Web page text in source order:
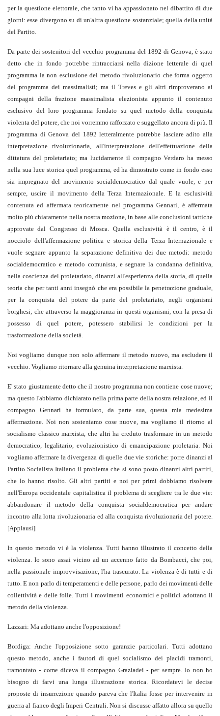
per la questione elettorale, che tanto vi ha appassionato nel dibattito di due
giorni: esse divergono su di un'altra questione sostanziale; quella della unità
del Partito.
Da parte dei sostenitori del vecchio programma del 1892 di Genova, è stato
detto che in fondo potrebbe rintracciarsi nella dizione letterale di quel
programma la non esclusione del metodo rivoluzionario che forma oggetto
del programma dei massimalisti; ma il Treves e gli altri rimproverano ai
compagni della frazione massimalista elezionista appunto il contenuto
esclusivo del loro programma fondato su quel metodo della conquista
violenta del potere, che noi vorremmo rafforzato e suggellato ancora di più. Il
programma di Genova del 1892 letteralmente potrebbe lasciare adito alla
interpretazione rivoluzionaria, all'interpretazione dell'effettuazione della
dittatura del proletariato; ma lucidamente il compagno Verdaro ha messo
nella sua luce storica quel programma, ed ha dimostrato come in fondo esso
sia impregnato del movimento socialdemocratico dal quale vuole, e per
sempre, uscire il movimento della Terza Internazionale. E la esclusività
contenuta ed affermata teoricamente nel programma Gennari, è affermata
molto più chiaramente nella nostra mozione, in base alle conclusioni tattiche
approvate dal Congresso di Mosca. Quella esclusività è il centro, è il
nocciolo dell'affermazione politica e storica della Terza Internazionale e
vuole segnare appunto la separazione definitiva dei due metodi: metodo
socialdemocratico e metodo comunista, e segnare la condanna definitiva,
nella coscienza del proletariato, dinanzi all'esperienza della storia, di quella
teoria che per tanti anni insegnò che era possibile la penetrazione graduale,
per la conquista del potere da parte del proletariato, negli organismi
borghesi; che attraverso la maggioranza in questi organismi, con la presa di
possesso di quel potere, potessero stabilirsi le condizioni per la
trasformazione della società.
Noi vogliamo dunque non solo affermare il metodo nuovo, ma escludere il
vecchio. Vogliamo ritornare alla genuina interpretazione marxista.
E' stato giustamente detto che il nostro programma non contiene cose nuove;
ma questo l'abbiamo dichiarato nella prima parte della nostra relazione, ed il
compagno Gennari ha formulato, da parte sua, questa mia medesima
affermazione. Noi non sosteniamo cose nuove, ma vogliamo il ritorno al
socialismo classico marxista, che altri ha creduto trasformare in un metodo
democratico, legalitario, evoluzionistico di emancipazione proletaria. Noi
vogliamo affermare la divergenza di quelle due vie storiche: porre dinanzi al
Partito Socialista Italiano il problema che si sono posto dinanzi altri partiti,
che lo hanno risolto. Gli altri partiti e noi per primi dobbiamo risolvere
nell'Europa occidentale capitalistica il problema di scegliere tra le due vie:
abbandonare il metodo della conquista socialdemocratica per andare
incontro alla lotta rivoluzionaria ed alla conquista rivoluzionaria del potere.
[Applausi]
In questo metodo vi è la violenza. Tutti hanno illustrato il concetto della
violenza. Io sono assai vicino ad un accenno fatto da Bombacci, che poi,
nella passionale improvvisazione, l'ha trascurato. La violenza è di tutti e di
tutto. E non parlo di temperamenti e delle persone, parlo dei movimenti delle
collettività e delle folle. Tutti i movimenti economici e politici adottano il
metodo della violenza.
Lazzari: Ma adottano anche l'opposizione!
Bordiga: Anche l'opposizione sotto garanzie particolari. Tutti adottano
questo metodo, anche i fautori di quel socialismo dei placidi tramonti,
tramontato - come diceva il compagno Graziadei - per sempre. Io non ho
bisogno di farvi una lunga illustrazione storica. Ricordatevi le decise
proposte di insurrezione quando pareva che l'Italia fosse per intervenire in
guerra al fianco degli Imperi Centrali. Non si discusse affatto allora su quello